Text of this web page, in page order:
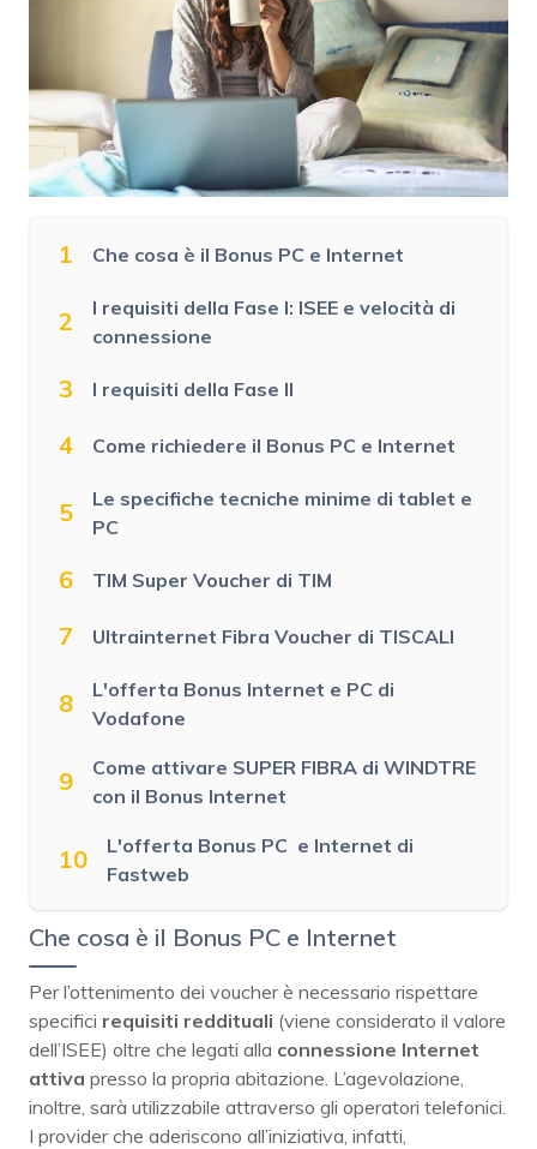
1 Che cosa è il Bonus PC e Internet
2
I requisiti della Fase I: ISEE e velocità di
connessione
3 I requisiti della Fase II
4 Come richiedere il Bonus PC e Internet
5
Le specifiche tecniche minime di tablet e
PC
6 TIM Super Voucher di TIM
7 Ultrainternet Fibra Voucher di TISCALI
8
L'offerta Bonus Internet e PC di
Vodafone
9
Come attivare SUPER FIBRA di WINDTRE
con il Bonus Internet
10
L'offerta Bonus PC e Internet di
Fastweb
Che cosa è il Bonus PC e Internet
Per l’ottenimento dei voucher è necessario rispettare
specifici requisiti reddituali (viene considerato il valore
dell’ISEE) oltre che legati alla connessione Internet
attiva presso la propria abitazione. L’agevolazione,
inoltre, sarà utilizzabile attraverso gli operatori telefonici.
I provider che aderiscono all’iniziativa, infatti,